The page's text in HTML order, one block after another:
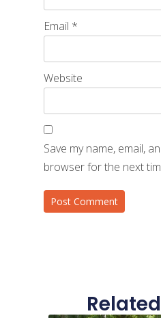
Email *
Website
Save my name, email,
browser for the next